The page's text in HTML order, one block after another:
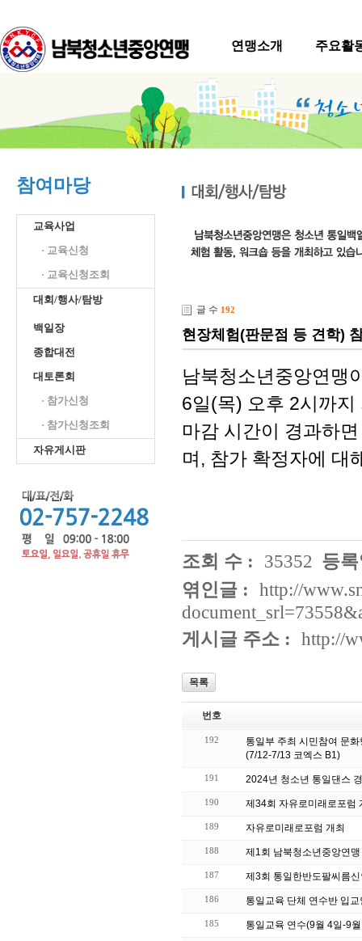
연맹소개 주요활
참여마당
교육사업
· 교육신청
· 교육신청조회
대회/행사/탐방
백일장
종합대전
대토론회
· 참가신청
· 참가신청조회
자유게시판
글 수 192
현장체험(판문점 등 견학)
남북청소년중앙연맹
6일(목) 오후 2시까
마감 시간이 경과하
며, 참가 확정자에 대
조회 수 : 35352 등
엮인글 : http://
게시글 주소 : http://
목록
번호
192
통일부 주최 시민참여 문
(7/12-7/13 코엑스 B1)
191 2024년 청소년 통일댄스
190 제34회 자유로미래로포럼
189 자유로미래로포럼 개최
188 제1회 남북청소년중앙연
187 제3회 통일한반도팔씨름
186 통일교육 단체 연수반 입
185 통일교육 연수(9월 4일-9